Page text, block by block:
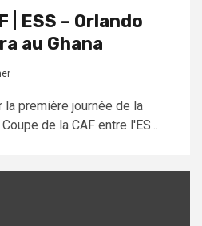
| ESS – Orlando
au Ghana
la première journée de la
de la CAF entre l'ES...